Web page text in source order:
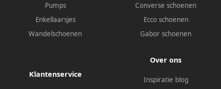
Pumps
Enkellaarsjes
Wandelschoenen
Converse schoenen
Ecco schoenen
Gabor schoenen
Klantenservice
Over ons
Inspiratie blog